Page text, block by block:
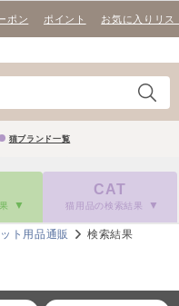
ポン ポイント お気に入りリス
猫ブランド一覧
CAT
猫用品の検索結果
ト用品通販 検索結果